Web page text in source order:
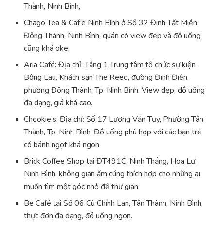
Thành, Ninh Bình,
Chago Tea & Caf’e Ninh Bình ở Số 32 Đinh Tất Miễn,
Đông Thành, Ninh Bình, quán có view đẹp và đồ uống
cũng khá oke.
Aria Café: Địa chỉ: Tầng 1 Trung tâm tổ chức sự kiện
Bông Lau, Khách sạn The Reed, đường Đinh Điền,
phường Đông Thành, Tp. Ninh Bình. View đẹp, đồ uống
đa dạng, giá khá cao.
Chookie’s: Địa chỉ: Số 17 Lương Văn Tụy, Phường Tân
Thành, Tp. Ninh Bình. Đồ uống phù hợp với các bạn trẻ,
có bánh ngọt khá ngon
Brick Coffee Shop tại ĐT491C, Ninh Thắng, Hoa Lư,
Ninh Bình, không gian ấm cúng thích hợp cho những ai
muốn tìm một góc nhỏ để thư giãn.
Be Café tại Số 06 Cù Chính Lan, Tân Thành, Ninh Bình,
thực đơn đa dạng, đồ uống ngon.